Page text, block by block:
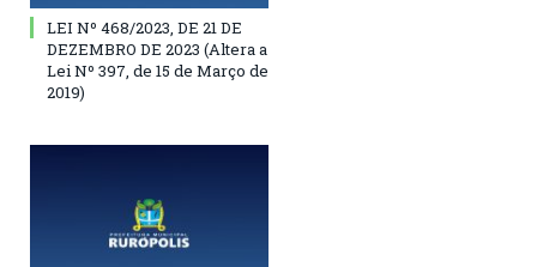
LEI Nº 468/2023, DE 21 DE
DEZEMBRO DE 2023 (Altera a
Lei Nº 397, de 15 de Março de
2019)